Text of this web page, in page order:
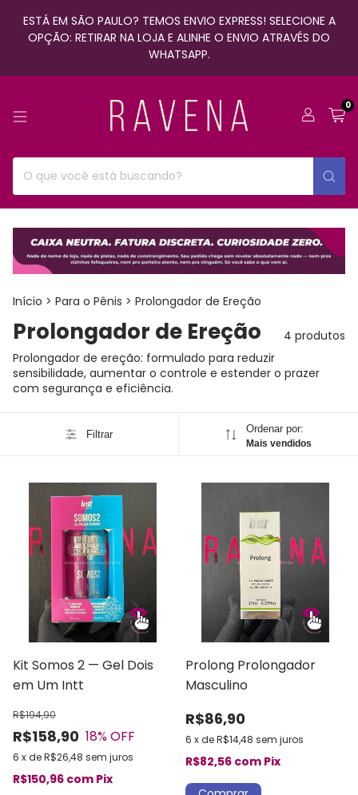
ESTÁ EM SÃO PAULO? TEMOS ENVIO EXPRESS! SELECIONE A
OPÇÃO: RETIRAR NA LOJA E ALINHE O ENVIO ATRAVÉS DO
WHATSAPP.
0
Início > Para o Pênis > Prolongador de Ereção
Prolongador de Ereção
4 produtos
Prolongador de ereção: formulado para reduzir
sensibilidade, aumentar o controle e estender o prazer
com segurança e eficiência.
Filtrar Ordenar por:
Mais vendidos
Kit Somos 2 — Gel Dois
em Um Intt
R$158,90
R$194,90
18% OFF
6 xdeR$26,48 sem juros
R$150,96 com Pix
Prolong Prolongador
Masculino
R$86,90
6 xdeR$14,48 sem juros
R$82,56 com Pix